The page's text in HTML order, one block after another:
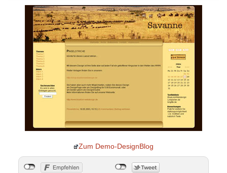
Zum Demo-DesignBlog